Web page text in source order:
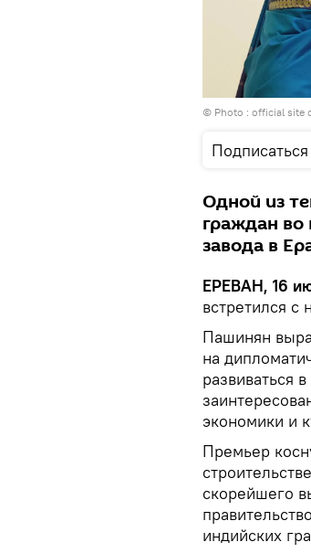
© Photo : official site
Подписаться
Одной из
граждан во
завода в
ЕРЕВАН, 16
встретился
Пашинян
на
развиваться
экономики и
Премьер
скорейшего
индийских